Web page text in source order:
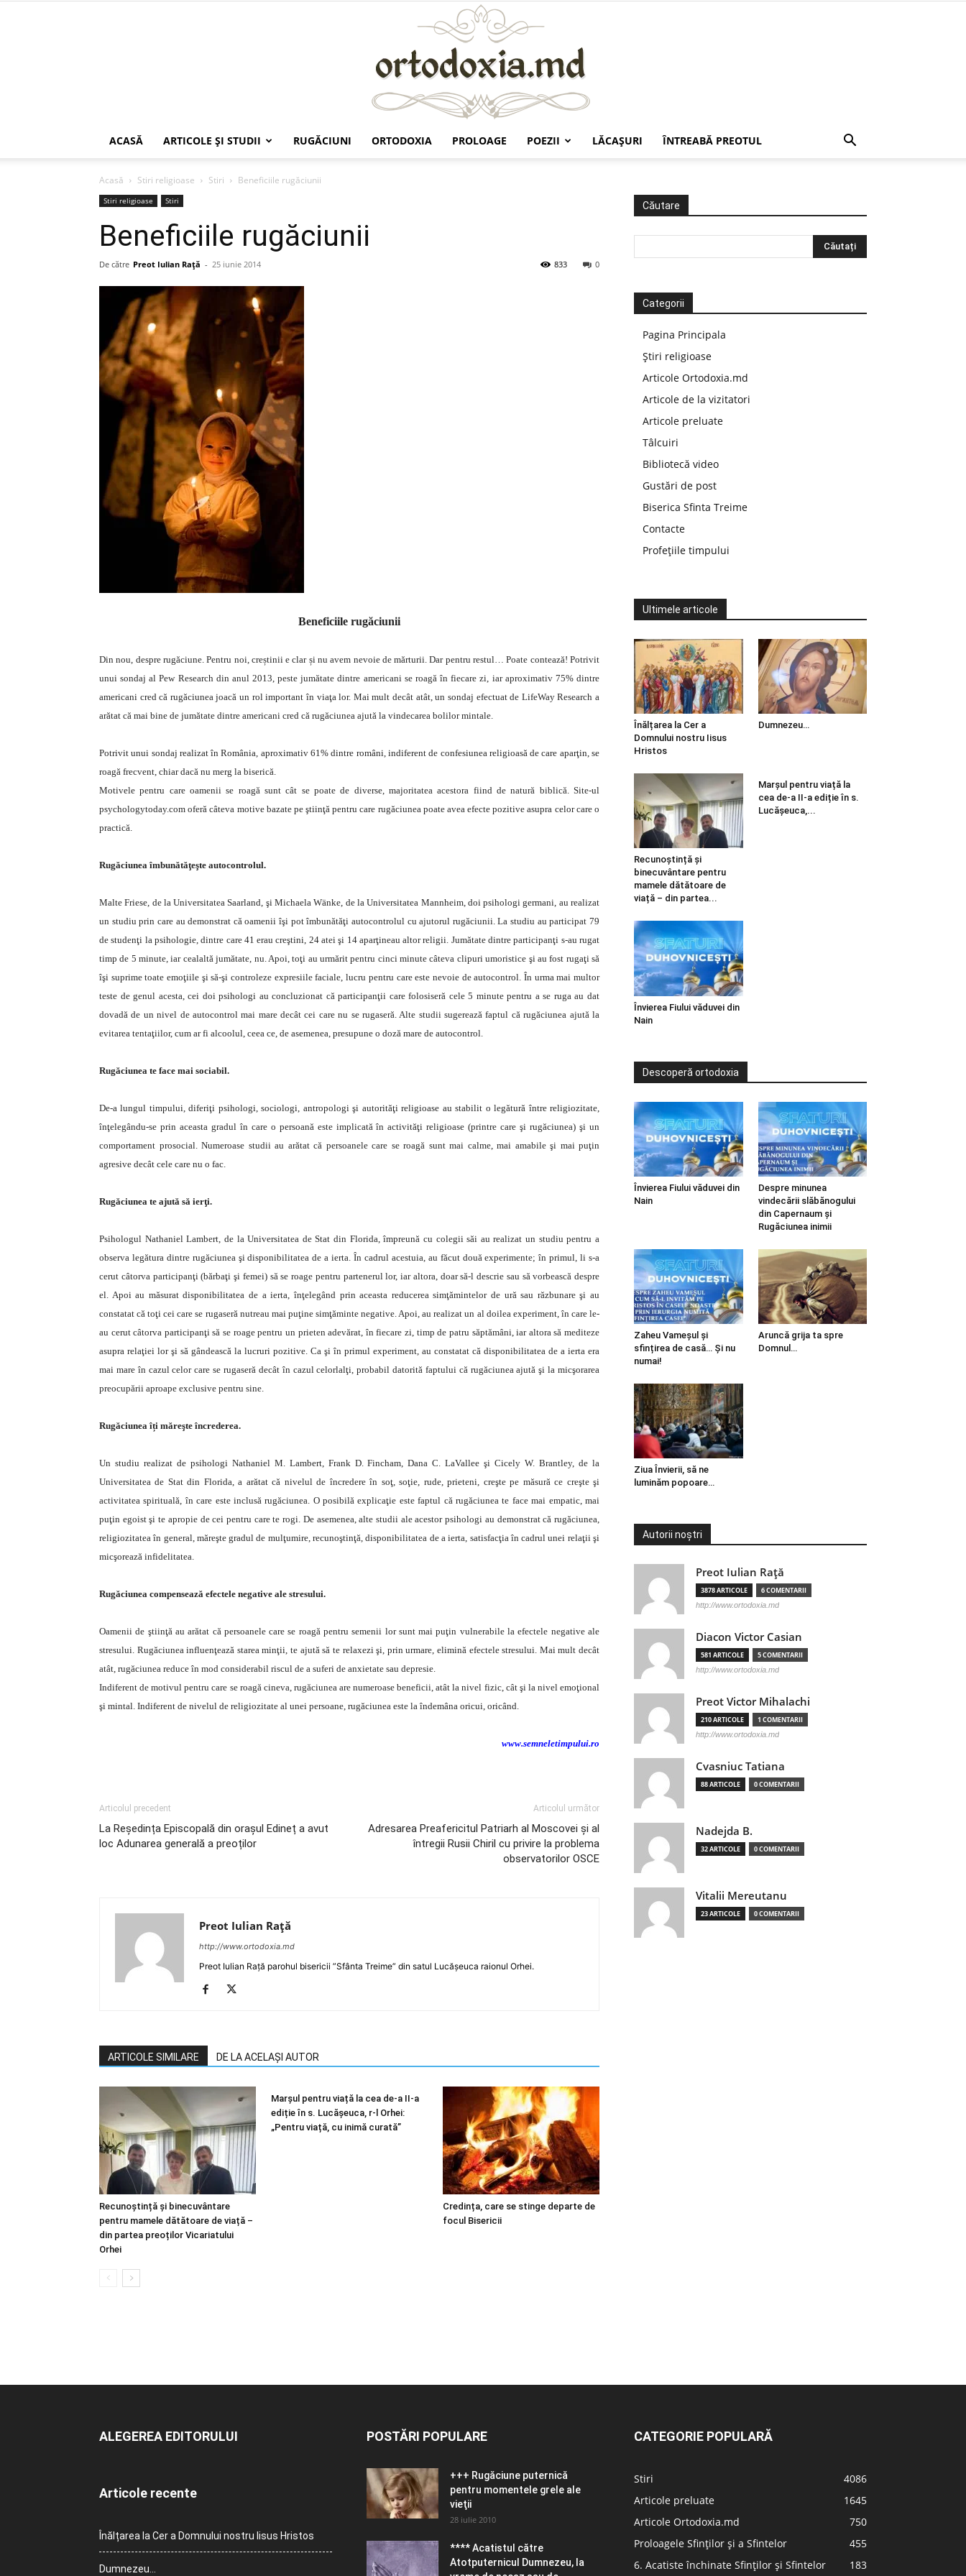
ACASĂ ARTICOLE ŞI STUDII RUGĂCIUNI ORTODOXIA PROLOAGE POEZII LĂCAŞURI ÎNTREABĂ PREOTUL
Acasă Stiri religioase Stiri Beneficiile rugăciunii
Stiri religioase Stiri
Beneficiile rugăciunii
De către Preot Iulian Raţă - 25 iunie 2014 0
833
Beneficiile rugăciunii
Din nou, despre rugăciune. Pentru noi, creștinii e clar și nu avem nevoie de mărturii. Dar pentru restul… Poate contează! Potrivit
unui sondaj al Pew Research din anul 2013, peste jumătate dintre americani se roagă în fiecare zi, iar aproximativ 75% dintre
americani cred că rugăciunea joacă un rol important în viaţa lor. Mai mult decât atât, un sondaj efectuat de LifeWay Research a
arătat că mai bine de jumătate dintre americani cred că rugăciunea ajută la vindecarea bolilor mintale.
Potrivit unui sondaj realizat în România, aproximativ 61% dintre români, indiferent de confesiunea religioasă de care aparţin, se
roagă frecvent, chiar dacă nu merg la biserică.
Motivele pentru care oamenii se roagă sunt cât se poate de diverse, majoritatea acestora fiind de natură biblică. Site-ul
psychologytoday.com oferă câteva motive bazate pe ştiinţă pentru care rugăciunea poate avea efecte pozitive asupra celor care o
practică.
Rugăciunea îmbunătăţeşte autocontrolul.
Malte Friese, de la Universitatea Saarland, şi Michaela Wänke, de la Universitatea Mannheim, doi psihologi germani, au realizat
un studiu prin care au demonstrat că oamenii îşi pot îmbunătăţi autocontrolul cu ajutorul rugăciunii. La studiu au participat 79
de studenţi la psihologie, dintre care 41 erau creştini, 24 atei şi 14 aparţineau altor religii. Jumătate dintre participanţi s-au rugat
timp de 5 minute, iar cealaltă jumătate, nu. Apoi, toţi au urmărit pentru cinci minute câteva clipuri umoristice şi au fost rugaţi să
îşi suprime toate emoţiile şi să-şi controleze expresiile faciale, lucru pentru care este nevoie de autocontrol. În urma mai multor
teste de genul acesta, cei doi psihologi au concluzionat că participanţii care folosiseră cele 5 minute pentru a se ruga au dat
dovadă de un nivel de autocontrol mai mare decât cei care nu se rugaseră. Alte studii sugerează faptul că rugăciunea ajută la
evitarea tentaţiilor, cum ar fi alcoolul, ceea ce, de asemenea, presupune o doză mare de autocontrol.
Rugăciunea te face mai sociabil.
De-a lungul timpului, diferiţi psihologi, sociologi, antropologi şi autorităţi religioase au stabilit o legătură între religiozitate,
înţelegându-se prin aceasta gradul în care o persoană este implicată în activităţi religioase (printre care şi rugăciunea) şi un
comportament prosocial. Numeroase studii au arătat că persoanele care se roagă sunt mai calme, mai amabile şi mai puţin
agresive decât cele care nu o fac.
Rugăciunea te ajută să ierţi.
Psihologul Nathaniel Lambert, de la Universitatea de Stat din Florida, împreună cu colegii săi au realizat un studiu pentru a
observa legătura dintre rugăciunea şi disponibilitatea de a ierta. În cadrul acestuia, au făcut două experimente; în primul, li s-a
cerut câtorva participanţi (bărbaţi şi femei) să se roage pentru partenerul lor, iar altora, doar să-l descrie sau să vorbească despre
el. Apoi au măsurat disponibilitatea de a ierta, înţelegând prin aceasta reducerea simţămintelor de ură sau răzbunare şi au
constatat că toţi cei care se rugaseră nutreau mai puţine simţăminte negative. Apoi, au realizat un al doilea experiment, în care le-
au cerut câtorva participanţi să se roage pentru un prieten adevărat, în fiecare zi, timp de patru săptămâni, iar altora să mediteze
asupra relaţiei lor şi să gândească la lucruri pozitive. Ca şi în primul experiment, au constatat că disponibilitatea de a ierta era
mai mare în cazul celor care se rugaseră decât în cazul celorlalţi, probabil datorită faptului că rugăciunea ajută şi la micşorarea
preocupării aproape exclusive pentru sine.
Rugăciunea îți măreşte încrederea.
Un studiu realizat de psihologi Nathaniel M. Lambert, Frank D. Fincham, Dana C. LaVallee şi Cicely W. Brantley, de la
Universitatea de Stat din Florida, a arătat că nivelul de încredere în soţ, soţie, rude, prieteni, creşte pe măsură ce creşte şi
activitatea spirituală, în care este inclusă rugăciunea. O posibilă explicaţie este faptul că rugăciunea te face mai empatic, mai
puţin egoist şi te apropie de cei pentru care te rogi. De asemenea, alte studii ale acestor psihologi au demonstrat că rugăciunea,
religiozitatea în general, măreşte gradul de mulţumire, recunoştinţă, disponibilitatea de a ierta, satisfacţia în cadrul unei relaţii şi
micşorează infidelitatea.
Rugăciunea compensează efectele negative ale stresului.
Oamenii de ştiinţă au arătat că persoanele care se roagă pentru semenii lor sunt mai puţin vulnerabile la efectele negative ale
stresului. Rugăciunea influenţează starea minţii, te ajută să te relaxezi şi, prin urmare, elimină efectele stresului. Mai mult decât
atât, rugăciunea reduce în mod considerabil riscul de a suferi de anxietate sau depresie.
Indiferent de motivul pentru care se roagă cineva, rugăciunea are numeroase beneficii, atât la nivel fizic, cât şi la nivel emoţional
şi mintal. Indiferent de nivelul de religiozitate al unei persoane, rugăciunea este la îndemâna oricui, oricând.
www.semneletimpului.ro
Articolul precedent
La Reședința Episcopală din orașul Edineț a avut
loc Adunarea generală a preoților
Articolul următor
Adresarea Preafericitul Patriarh al Moscovei și al
întregii Rusii Chiril cu privire la problema
observatorilor OSCE
Preot Iulian Raţă
http://www.ortodoxia.md
Preot Iulian Rață parohul bisericii ”Sfânta Treime” din satul Lucășeuca raionul Orhei.
ARTICOLE SIMILARE DE LA ACELAȘI AUTOR
Recunoștință și binecuvântare
pentru mamele dătătoare de viață –
din partea preoților Vicariatului
Orhei
Marșul pentru viață la cea de-a II-a
ediție în s. Lucășeuca, r-l Orhei:
„Pentru viață, cu inimă curată”
Credința, care se stinge departe de
focul Bisericii
Căutare
Categorii
Pagina Principala
Știri religioase
Articole Ortodoxia.md
Articole de la vizitatori
Articole preluate
Tâlcuiri
Bibliotecă video
Gustări de post
Biserica Sfinta Treime
Contacte
Profețiile timpului
Ultimele articole
Înălțarea la Cer a
Domnului nostru Iisus
Hristos
Dumnezeu…
Recunoștință și
binecuvântare pentru
mamele dătătoare de
viață – din partea...
Marșul pentru viață la
cea de-a II-a ediție în s.
Lucășeuca,...
Învierea Fiului văduvei din
Nain
Descoperă ortodoxia
Învierea Fiului văduvei din
Nain
Despre minunea
vindecării slăbănogului
din Capernaum și
Rugăciunea inimii
Zaheu Vameșul și
sfințirea de casă… Și nu
numai!
Aruncă grija ta spre
Domnul…
Ziua Învierii, să ne
luminăm popoare…
Autorii noștri
Preot Iulian Raţă
3878 ARTICOLE 6 COMENTARII
http://www.ortodoxia.md
Diacon Victor Casian
581 ARTICOLE 5 COMENTARII
http://www.ortodoxia.md
Preot Victor Mihalachi
210 ARTICOLE 1 COMENTARII
http://www.ortodoxia.md
Cvasniuc Tatiana
88 ARTICOLE 0 COMENTARII
Nadejda B.
32 ARTICOLE 0 COMENTARII
Vitalii Mereutanu
23 ARTICOLE 0 COMENTARII
ALEGEREA EDITORULUI
Articole recente
Înălțarea la Cer a Domnului nostru Iisus Hristos
Dumnezeu…
POSTĂRI POPULARE
+++ Rugăciune puternică
pentru momentele grele ale
vieţii
28 iulie 2010
**** Acatistul către
Atotputernicul Dumnezeu, la
CATEGORIE POPULARĂ
Stiri
4086
Articole preluate
1645
Articole Ortodoxia.md
750
Proloagele Sfinților și a Sfintelor
455
6. Acatiste închinate Sfinților și Sfintelor
183